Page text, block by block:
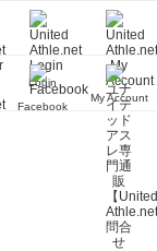
Login
My Account
Facebook